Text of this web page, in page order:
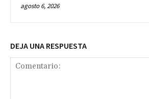
agosto 6, 2026
DEJA UNA RESPUESTA